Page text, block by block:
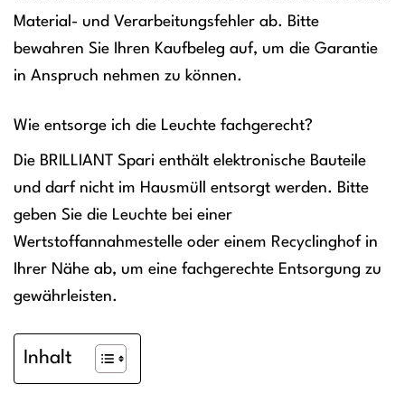
Material- und Verarbeitungsfehler ab. Bitte
bewahren Sie Ihren Kaufbeleg auf, um die Garantie
in Anspruch nehmen zu können.
Wie entsorge ich die Leuchte fachgerecht?
Die BRILLIANT Spari enthält elektronische Bauteile
und darf nicht im Hausmüll entsorgt werden. Bitte
geben Sie die Leuchte bei einer
Wertstoffannahmestelle oder einem Recyclinghof in
Ihrer Nähe ab, um eine fachgerechte Entsorgung zu
gewährleisten.
Inhalt